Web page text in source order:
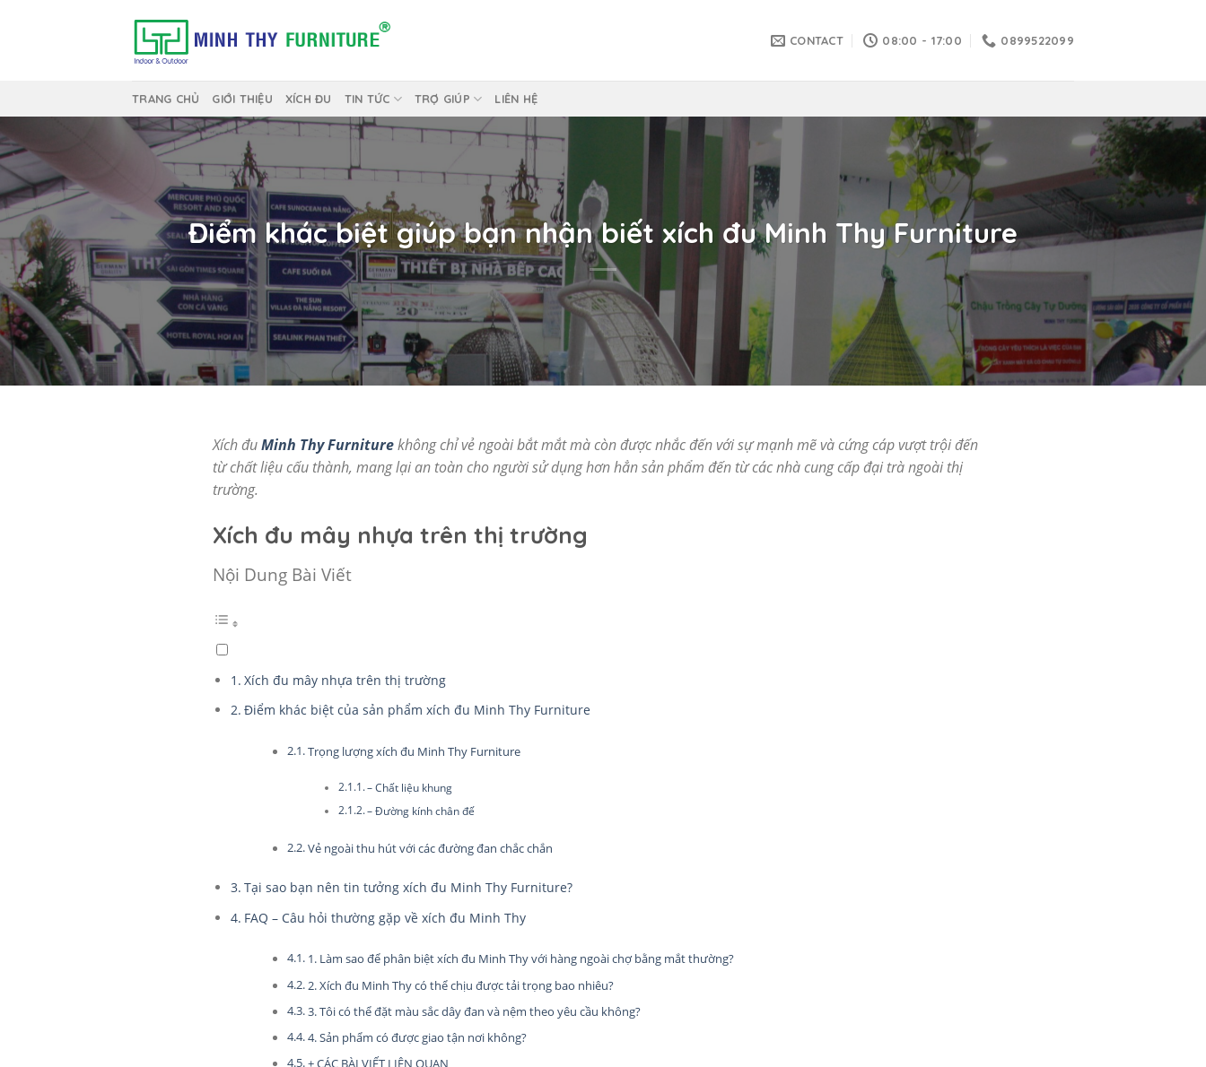
CONTACT 08:00 - 17:00 0899522099
TRANG CHỦ GIỚI THIỆU XÍCH ĐU TIN TỨC TRỢ GIÚP LIÊN HỆ
Điểm khác biệt giúp bạn nhận biết xích đu Minh Thy Furniture
Xích đuMinh Thy Furniturekhông chỉ vẻ ngoài bắt mắt mà còn được nhắc đến với sự mạnh mẽ và cứng cáp vượt trội đến
từ chất liệu cấu thành, mang lại an toàn cho người sử dụng hơn hẳn sản phẩm đến từ các nhà cung cấp đại trà ngoài thị
trường.
Xích đu mây nhựa trên thị trường
Nội Dung Bài Viết
Xích đu mây nhựa trên thị trường
Điểm khác biệt của sản phẩm xích đu Minh Thy Furniture
Trọng lượng xích đu Minh Thy Furniture
– Chất liệu khung
– Đường kính chân đế
Vẻ ngoài thu hút với các đường đan chắc chắn
Tại sao bạn nên tin tưởng xích đu Minh Thy Furniture?
FAQ – Câu hỏi thường gặp về xích đu Minh Thy
1. Làm sao để phân biệt xích đu Minh Thy với hàng ngoài chợ bằng mắt thường?
2. Xích đu Minh Thy có thể chịu được tải trọng bao nhiêu?
3. Tôi có thể đặt màu sắc dây đan và nệm theo yêu cầu không?
4. Sản phẩm có được giao tận nơi không?
+ CÁC BÀI VIẾT LIÊN QUAN